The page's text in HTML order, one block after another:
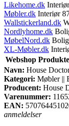
Likehome.dk
Møbler.dk Interiør
Wallstickerland.dk
Nordlyhome.dk
MøbelNord.dk
XL-Møbler.dk
Webshop
Navn: House
Kategori: Møbler ||
Producent: House
Varenummer:
EAN:
anmeldelser